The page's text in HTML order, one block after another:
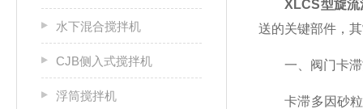
水下混合搅拌机
CJB侧入式搅拌机
浮筒搅拌机
XLCS型旋
送的关键部件，
一、阀门卡滞
卡滞多因砂粒